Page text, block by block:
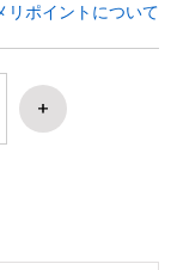
リポイントについて